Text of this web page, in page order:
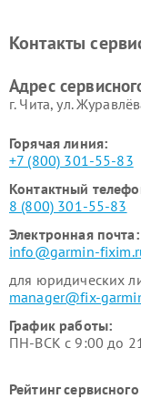
Контакты
Адрес
г. Чита, ул.
Горячая линия:
+7 (800) 301-55-83
Контактный
8 (800) 301-55-83
Электронная почта:
info@garmin-
для юридических
manager@fix-
График работы:
ПН-ВСК с 9:00 до
Рейтинг